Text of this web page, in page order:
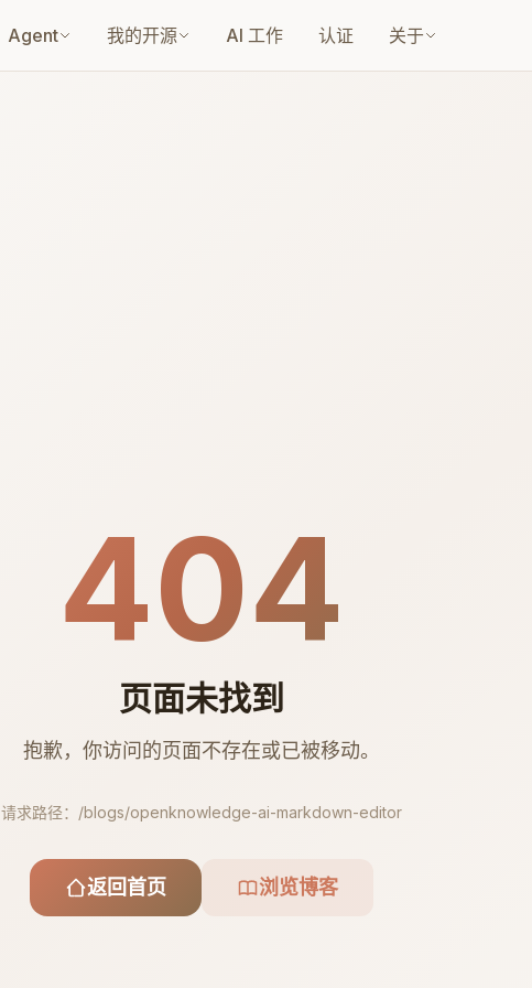
Agent 我的开源 AI 工作 认证 关于
404
页面未找到
抱歉，你访问的页面不存在或已被移动。
请求路径： /blogs/openknowledge-ai-markdown-editor
返回首页 浏览博客